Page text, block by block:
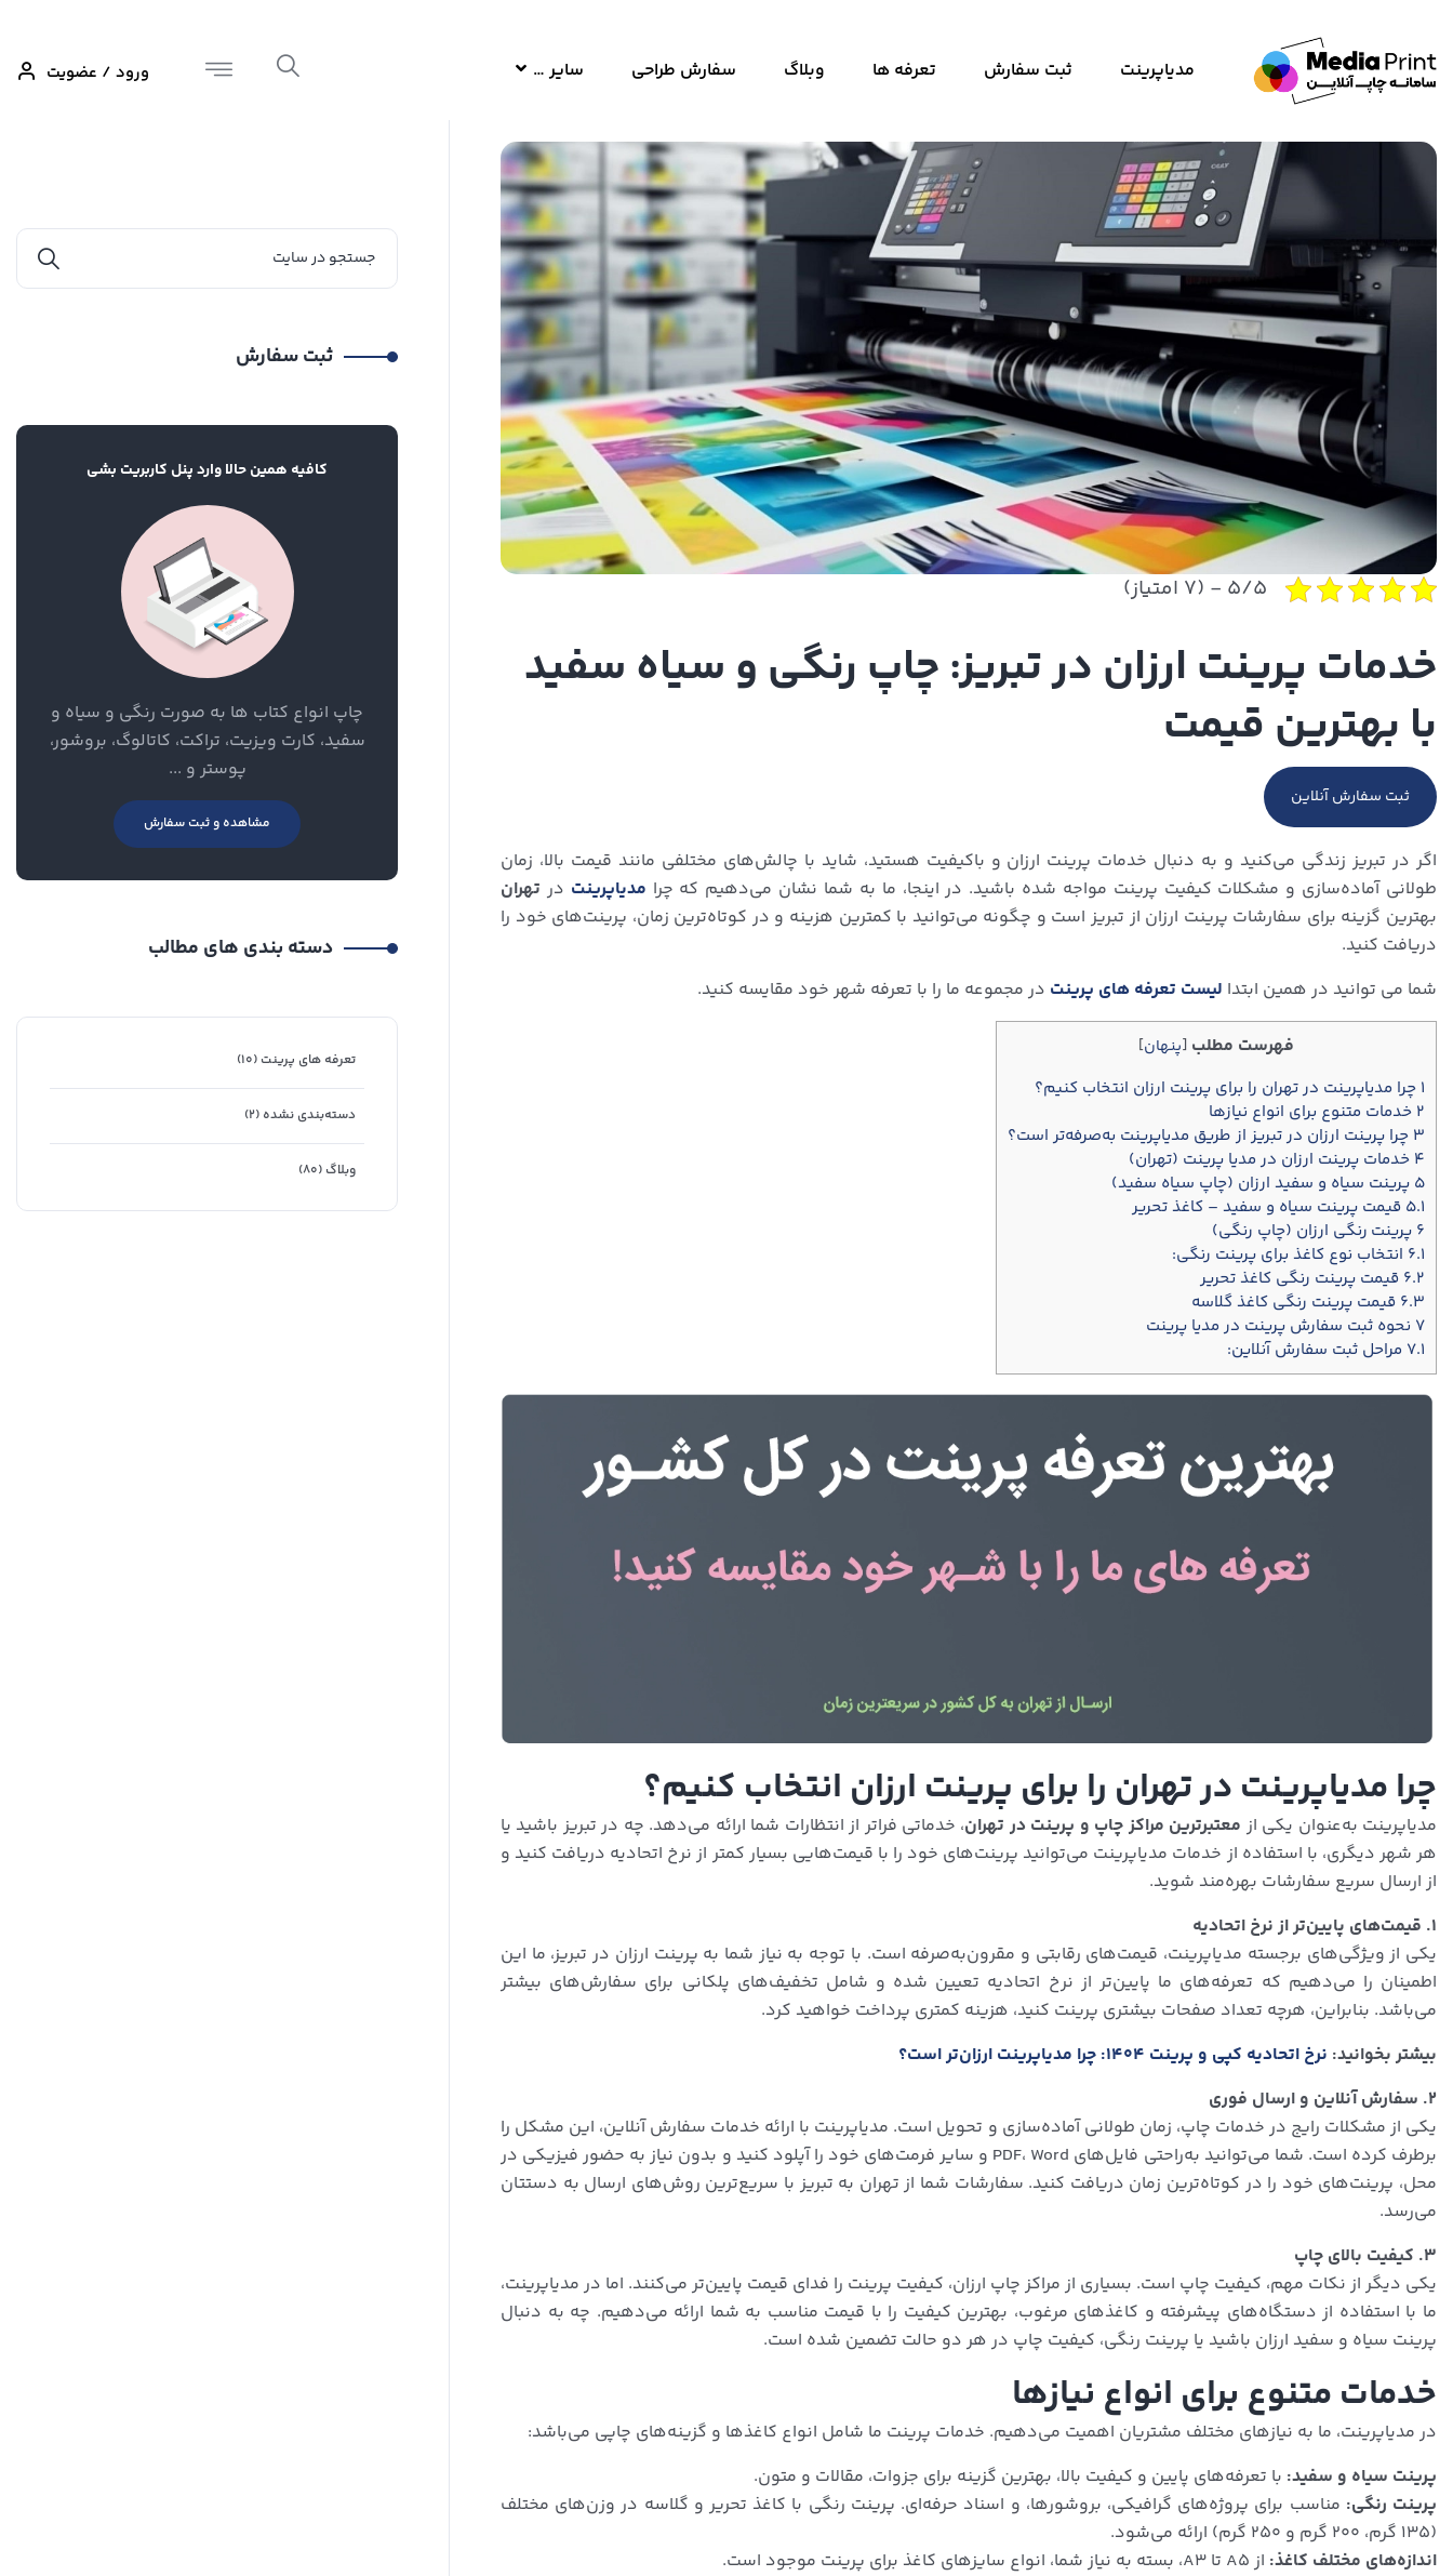
مدیاپرینت ثبت سفارش تعرفه ها وبلاگ سفارش طراحی سایر … ورود / عضویت
۵/۵ - (۷ امتیاز)
خدمات پرینت ارزان در تبریز: چاپ رنگی و سیاه سفید
با بهترین قیمت
ثبت سفارش آنلاین
اگر در تبریز زندگی می‌کنید و به دنبال خدمات پرینت ارزان و باکیفیت هستید، شاید با چالش‌های مختلفی مانند قیمت بالا، زمان
طولانی آماده‌سازی و مشکلات کیفیت پرینت مواجه شده باشید. در اینجا، ما به شما نشان می‌دهیم که چرا مدیاپرینت در تهران
بهترین گزینه برای سفارشات پرینت ارزان از تبریز است و چگونه می‌توانید با کمترین هزینه و در کوتاه‌ترین زمان، پرینت‌های خود را
دریافت کنید.
شما می توانید در همین ابتدا لیست تعرفه های پرینت در مجموعه ما را با تعرفه شهر خود مقایسه کنید.
فهرست مطلب [پنهان]
۱ چرا مدیاپرینت در تهران را برای پرینت ارزان انتخاب کنیم؟
۲ خدمات متنوع برای انواع نیازها
۳ چرا پرینت ارزان در تبریز از طریق مدیاپرینت به‌صرفه‌تر است؟
۴ خدمات پرینت ارزان در مدیا پرینت (تهران)
۵ پرینت سیاه و سفید ارزان (چاپ سیاه سفید)
۵.۱ قیمت پرینت سیاه و سفید – کاغذ تحریر
۶ پرینت رنگی ارزان (چاپ رنگی)
۶.۱ انتخاب نوع کاغذ برای پرینت رنگی:
۶.۲ قیمت پرینت رنگی کاغذ تحریر
۶.۳ قیمت پرینت رنگی کاغذ گلاسه
۷ نحوه ثبت سفارش پرینت در مدیا پرینت
۷.۱ مراحل ثبت سفارش آنلاین:
چرا مدیاپرینت در تهران را برای پرینت ارزان انتخاب کنیم؟
مدیاپرینت به‌عنوان یکی از معتبرترین مراکز چاپ و پرینت در تهران، خدماتی فراتر از انتظارات شما ارائه می‌دهد. چه در تبریز باشید یا
هر شهر دیگری، با استفاده از خدمات مدیاپرینت می‌توانید پرینت‌های خود را با قیمت‌هایی بسیار کمتر از نرخ اتحادیه دریافت کنید و
از ارسال سریع سفارشات بهره‌مند شوید.
۱. قیمت‌های پایین‌تر از نرخ اتحادیه
یکی از ویژگی‌های برجسته مدیاپرینت، قیمت‌های رقابتی و مقرون‌به‌صرفه است. با توجه به نیاز شما به پرینت ارزان در تبریز، ما این
اطمینان را می‌دهیم که تعرفه‌های ما پایین‌تر از نرخ اتحادیه تعیین شده و شامل تخفیف‌های پلکانی برای سفارش‌های بیشتر
می‌باشد. بنابراین، هرچه تعداد صفحات بیشتری پرینت کنید، هزینه کمتری پرداخت خواهید کرد.
بیشتر بخوانید: نرخ اتحادیه کپی و پرینت ۱۴۰۴: چرا مدیاپرینت ارزان‌تر است؟
۲. سفارش آنلاین و ارسال فوری
یکی از مشکلات رایج در خدمات چاپ، زمان طولانی آماده‌سازی و تحویل است. مدیاپرینت با ارائه خدمات سفارش آنلاین، این مشکل را
برطرف کرده است. شما می‌توانید به‌راحتی فایل‌های PDF، Word و سایر فرمت‌های خود را آپلود کنید و بدون نیاز به حضور فیزیکی در
محل، پرینت‌های خود را در کوتاه‌ترین زمان دریافت کنید. سفارشات شما از تهران به تبریز با سریع‌ترین روش‌های ارسال به دستتان
می‌رسد.
۳. کیفیت بالای چاپ
یکی دیگر از نکات مهم، کیفیت چاپ است. بسیاری از مراکز چاپ ارزان، کیفیت پرینت را فدای قیمت پایین‌تر می‌کنند. اما در مدیاپرینت،
ما با استفاده از دستگاه‌های پیشرفته و کاغذهای مرغوب، بهترین کیفیت را با قیمت مناسب به شما ارائه می‌دهیم. چه به دنبال
پرینت سیاه و سفید ارزان باشید یا پرینت رنگی، کیفیت چاپ در هر دو حالت تضمین شده است.
خدمات متنوع برای انواع نیازها
در مدیاپرینت، ما به نیازهای مختلف مشتریان اهمیت می‌دهیم. خدمات پرینت ما شامل انواع کاغذها و گزینه‌های چاپی می‌باشد:
پرینت سیاه و سفید: با تعرفه‌های پایین و کیفیت بالا، بهترین گزینه برای جزوات، مقالات و متون.
پرینت رنگی: مناسب برای پروژه‌های گرافیکی، بروشورها، و اسناد حرفه‌ای. پرینت رنگی با کاغذ تحریر و گلاسه در وزن‌های مختلف
(۱۳۵ گرم، ۲۰۰ گرم و ۲۵۰ گرم) ارائه می‌شود.
اندازه‌های مختلف کاغذ: از A5 تا A3، بسته به نیاز شما، انواع سایزهای کاغذ برای پرینت موجود است.
ثبت سفارش
کافیه همین حالا وارد پنل کاربریت بشی
چاپ انواع کتاب ها به صورت رنگی و سیاه و
سفید، کارت ویزیت، تراکت، کاتالوگ، بروشور،
پوستر و ...
مشاهده و ثبت سفارش
دسته بندی های مطالب
تعرفه های پرینت (۱۰)
دسته‌بندی نشده (۲)
وبلاگ (۸۰)